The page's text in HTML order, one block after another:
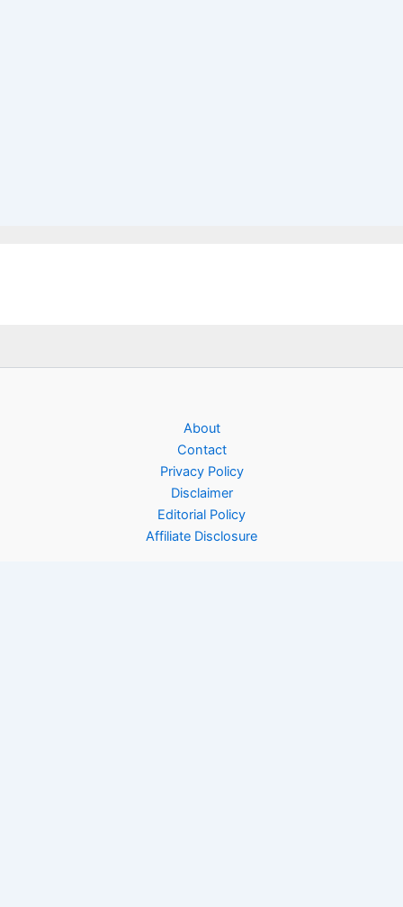
About
Contact
Privacy Policy
Disclaimer
Editorial Policy
Affiliate Disclosure